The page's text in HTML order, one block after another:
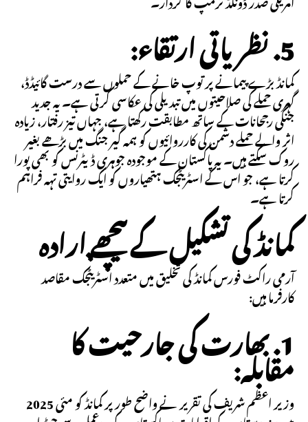
5. نظریاتی ارتقاء:
کمانڈ بڑے پیمانے پر توپ خانے کے حملوں سے درست گائیڈڈ،
گہری حملے کی صلاحیتوں میں تبدیلی کی عکاسی کرتی ہے۔ یہ جدید
جنگی رجحانات کے ساتھ مطابقت رکھتا ہے، جہاں تیز رفتار، زیادہ
اثر والے حملے دشمن کی کارروائیوں کو ہمہ گیر جنگ میں بڑھے بغیر
روک سکتے ہیں۔ یہ پاکستان کے موجودہ جوہری ڈیٹرنس کو بھی پورا
کرتا ہے، جو اس کے اسٹریٹجک ہتھیاروں کو ایک روایتی تہہ فراہم
کرتا ہے۔
کمانڈ کی تشکیل کے پیچھے ارادہ
آرمی راکٹ فورس کمانڈ کی تخلیق میں متعدد اسٹریٹجک مقاصد
کارفرما ہیں:
1. بھارت کی جارحیت کا
مقابلہ:
وزیر اعظم شریف کی تقریر نے واضح طور پر کمانڈ کو مئی 2025